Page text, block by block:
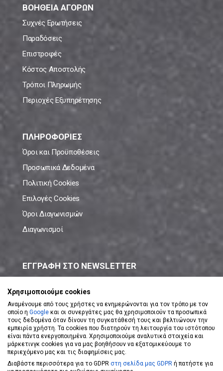
ΒΟΗΘΕΙΑ ΑΓΟΡΩΝ
Συχνές Ερωτήσεις
Παραδόσεις
Επιστροφές
Κόστος Αποστολής
Τρόποι Πληρωμής
Περιοχές Εξυπηρέτησης
ΠΛΗΡΟΦΟΡΙΕΣ
Όροι και Προϋποθέσεις
Προσωπικά Δεδομένα
Πολιτική Cookies
Επιλογές Cookies
Όροι Διαγωνισμών
Διαγωνισμοί
ΕΓΓΡΑΦΗ ΣΤΟ NEWSLETTER
ΕΓΓΡΑΦΗ ΣΤΟ NEWSLETTER
Αποδέχομαι τουςΌρους Χρήσης
Χρησιμοποιούμε cookies
Αναμένουμε από τους χρήστες να ενημερώνονται για τον τρόπο με τον
οποίο η Google και οι συνεργάτες μας θα χρησιμοποιούν τα προσωπικά
τους δεδομένα όταν δίνουν τη συγκατάθεσή τους και βελτιώνουν την
εμπειρία χρήστη. Τα cookies που διατηρούν τη λειτουργία του ιστότοπου
είναι πάντα ενεργοποιημένα. Χρησιμοποιούμε αναλυτικά στοιχεία και
μάρκετινγκ cookies για να μας βοηθήσουν να εξατομικεύουμε το
περιεχόμενο μας και τις διαφημίσεις μας.
Διαβάστε περισσότερα για το GDPR στη σελίδα μας GDPR ή πατήστε για